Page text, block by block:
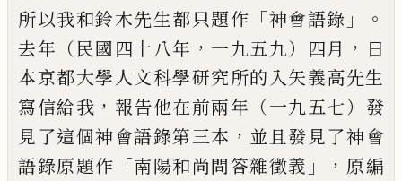
所以我和鈴木先生都只題作 「神會語錄 」。
去年（民國四十八年 ， 一九五九）四月 ， 日
本京都大學人文科學研究所的入矢義高先生
寫信給我 ， 報告他在前兩年（一九五七）發
見了這個神會語錄第三本 ， 並且發見了神會
語錄原題作 「南陽和尚問答雜徵義 」， 原編